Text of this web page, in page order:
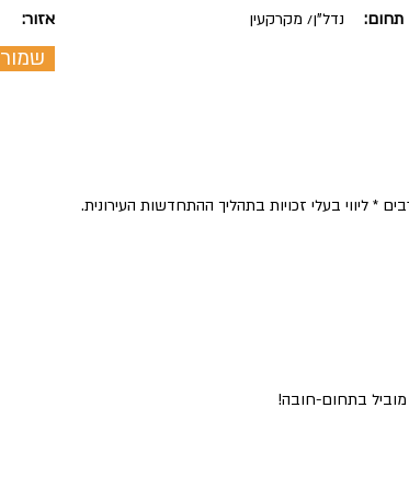
אזור:
שמור
נדל"ן/ מקרקעין תחום:
* ליווי בעלי זכויות בתהליך ההתחדשות העירונית.
בתחום-חובה!